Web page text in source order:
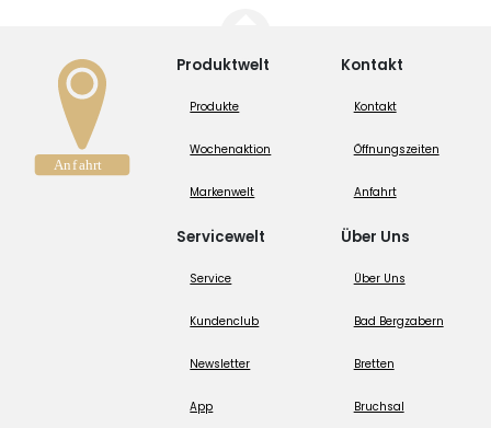
Produktwelt
Produkte
Wochenaktion
Markenwelt
Servicewelt
Service
Kundenclub
Newsletter
App
Kontakt
Kontakt
Öffnungszeiten
Anfahrt
Über Uns
Über Uns
Bad Bergzabern
Bretten
Bruchsal